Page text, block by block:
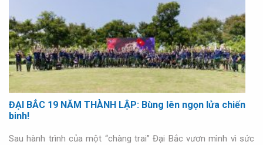
ĐẠI BẮC 19 NĂM THÀNH LẬP: Bùng lên ngọn lửa chiến
binh!
Sau hành trình của một “chàng trai” Đại Bắc vươn mình vì sức